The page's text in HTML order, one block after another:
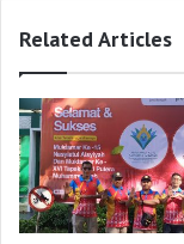
Related Articles